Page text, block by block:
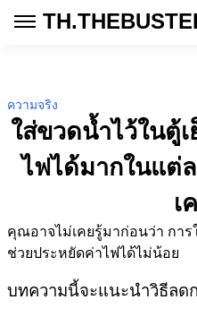
ความจริง
ใส่ขวดน้ำไว้ในตู้
ไฟได้มากในแต่
เ
คุณอาจไม่เคยรู้มาก่อนว่า การ
ช่วยประหยัดค่าไฟได้ไม่น้อย
บทความนี้จะแนะนำวิธีล